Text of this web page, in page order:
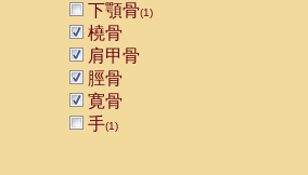
下顎骨(1)
橈骨
肩甲骨
脛骨
寛骨
手(1)